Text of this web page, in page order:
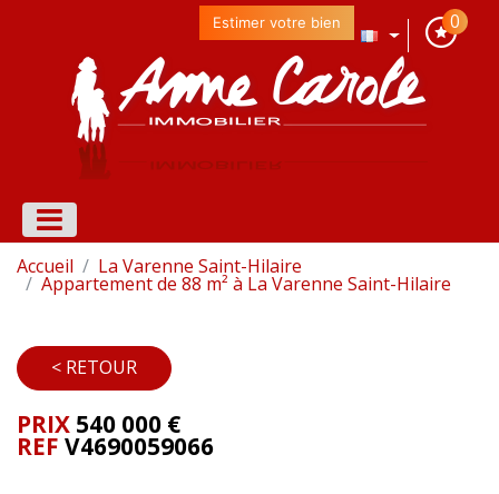
0
Estimer votre bien
Accueil La Varenne Saint-Hilaire
Appartement de 88 m² à La Varenne Saint-Hilaire
< RETOUR
PRIX 540 000 €
REF V4690059066